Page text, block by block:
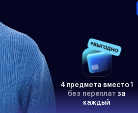
4 предмета вместо 1
без переплат за
каждый